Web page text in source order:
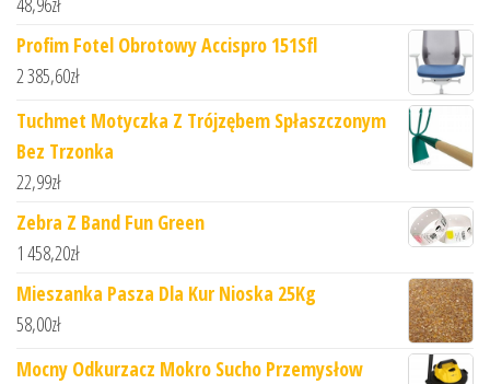
Profim Fotel Obrotowy Accispro 151Sfl
2 385,60zł
Tuchmet Motyczka Z Trójzębem Spłaszczonym
Bez Trzonka
22,99zł
Zebra Z Band Fun Green
1 458,20zł
Mieszanka Pasza Dla Kur Nioska 25Kg
58,00zł
Mocny Odkurzacz Mokro Sucho Przemysłow